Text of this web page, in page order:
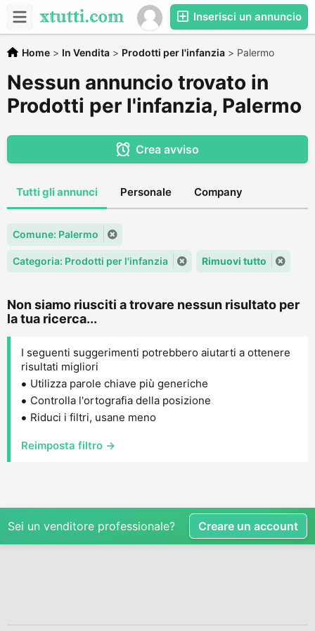
Inserisci un annuncio
Home > In Vendita > Prodotti per l'infanzia > Palermo
Nessun annuncio trovato in
Prodotti per l'infanzia, Palermo
Crea avviso
Tutti gli annunci Personale Company
Comune: Palermo
Categoria: Prodotti per l'infanzia Rimuovi tutto
Non siamo riusciti a trovare nessun risultato per
la tua ricerca...
I seguenti suggerimenti potrebbero aiutarti a ottenere
risultati migliori
Utilizza parole chiave più generiche
Controlla l'ortografia della posizione
Riduci i filtri, usane meno
Reimposta filtro →
Sei un venditore professionale? Creare un account